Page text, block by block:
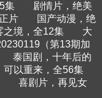
集
剧情片，绝美
片
国产动漫，绝
之境，全12集
大
（第13期加
泰国剧，十年后的
可以重来，全56集
喜剧片，再见女